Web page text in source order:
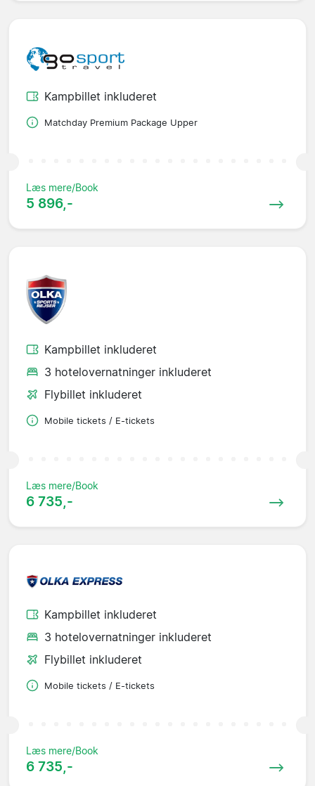
Kampbillet inkluderet
Matchday Premium Package Upper
Læs mere/Book
5 896,-
Kampbillet inkluderet
3 hotelovernatninger inkluderet
Flybillet inkluderet
Mobile tickets / E-tickets
Læs mere/Book
6 735,-
Kampbillet inkluderet
3 hotelovernatninger inkluderet
Flybillet inkluderet
Mobile tickets / E-tickets
Læs mere/Book
6 735,-